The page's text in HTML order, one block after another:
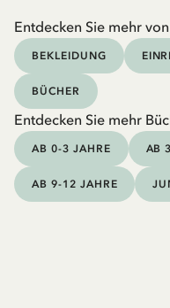
Entdecken Sie mehr
BEKLEIDUNG
BÜCHER
Entdecken Sie mehr
AB 0-3 JAHRE AB
AB 9-12 JAHRE